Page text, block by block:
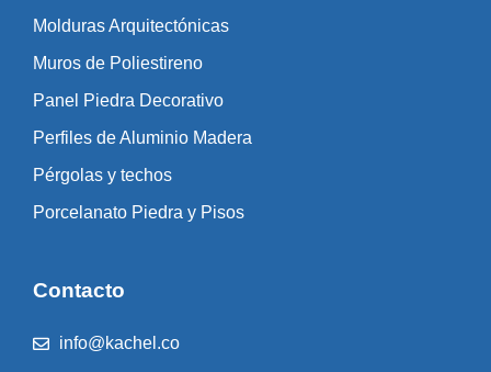
Molduras Arquitectónicas
Muros de Poliestireno
Panel Piedra Decorativo
Perfiles de Aluminio Madera
Pérgolas y techos
Porcelanato Piedra y Pisos
Contacto
info@kachel.co